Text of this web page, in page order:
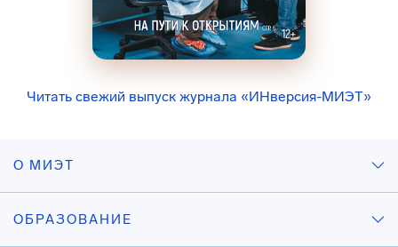
Читать свежий выпуск журнала «ИНверсия-МИЭТ»
О МИЭТ
ОБРАЗОВАНИЕ